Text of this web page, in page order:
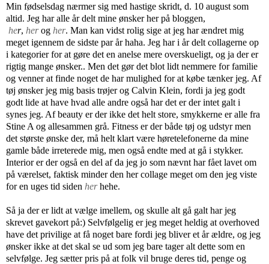
Min fødselsdag nærmer sig med hastige skridt, d. 10 august som
altid. Jeg har alle år delt mine ønsker her på bloggen,
her, herog her. Man kan vidst rolig sige at jeg har ændret mig
meget igennem de sidste par år haha. Jeg har i år delt collagerne op
i kategorier for at gøre det en anelse mere overskueligt, og ja der er
rigtig mange ønsker.. Men det gør det blot lidt nemmere for familie
og venner at finde noget de har mulighed for at købe tænker jeg. Af
tøj ønsker jeg mig basis trøjer og Calvin Klein, fordi ja jeg godt
godt lide at have hvad alle andre også har det er der intet galt i
synes jeg. Af beauty er der ikke det helt store, smykkerne er alle fra
Stine A og allesammen grå. Fitness er der både tøj og udstyr men
det største ønske der, må helt klart være høretelefonerne da mine
gamle både irreterede mig, men også endte med at gå i stykker.
Interior er der også en del af da jeg jo som nævnt har fået lavet om
på værelset, faktisk minder den her collage meget om den jeg viste
for en uges tid siden herhehe.
Så ja der er lidt at vælge imellem, og skulle alt gå galt har jeg
skrevet gavekort på:) Selvfølgelig er jeg meget heldig at overhoved
have det privilige at få noget bare fordi jeg bliver et år ældre, og jeg
ønsker ikke at det skal se ud som jeg bare tager alt dette som en
selvfølge. Jeg sætter pris på at folk vil bruge deres tid, penge og